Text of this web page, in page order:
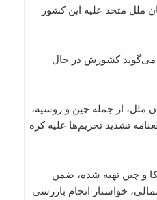
ملل متحد علیه این کشور
می‌گوید کشورش در حال
ملل، از جمله چین و روسیه،
تشدید تحریم‌ها علیه کره
و چین تهیه شده، ضمن
خواستار انجام بازرسی